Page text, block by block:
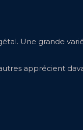
Une grande
apprécient